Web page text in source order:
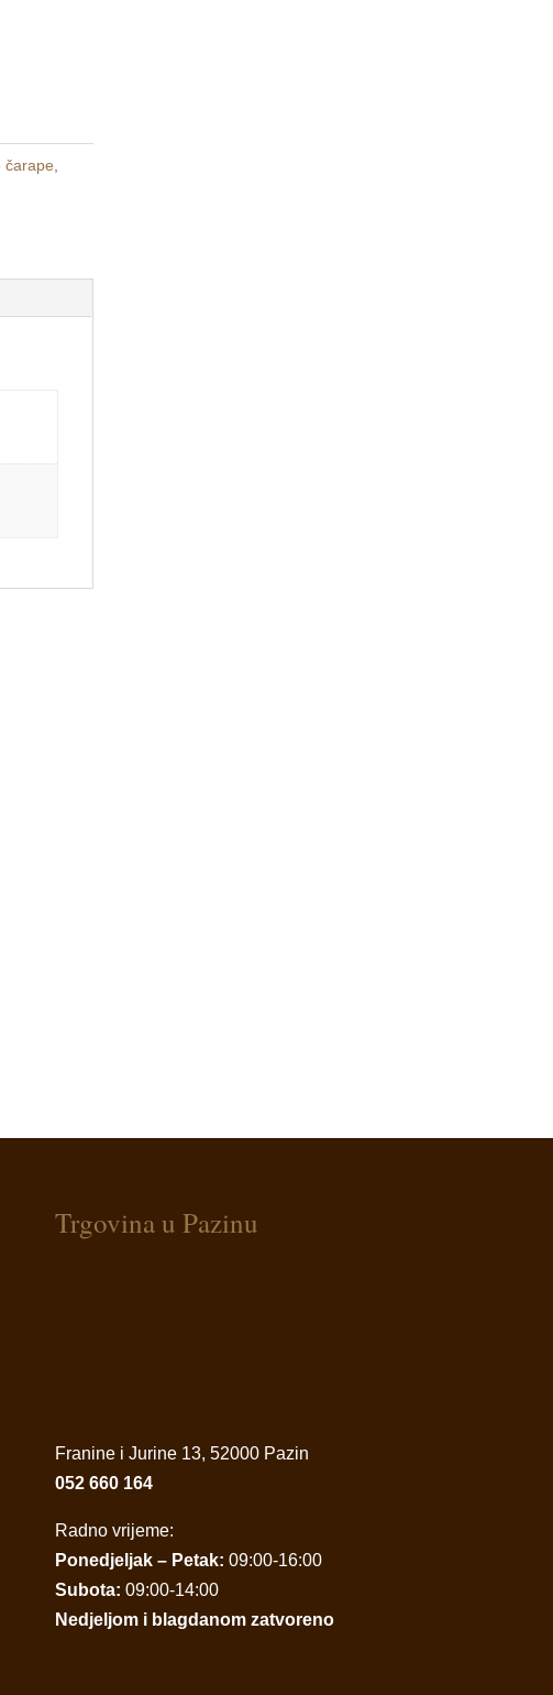
čarape
Trgovina u Pazinu
Franine i Jurine 13, 52000 Pazin
052 660 164
Radno vrijeme:
Ponedjeljak – Petak: 09:00-16:00
Subota: 09:00-14:00
Nedjeljom i blagdanom zatvoreno